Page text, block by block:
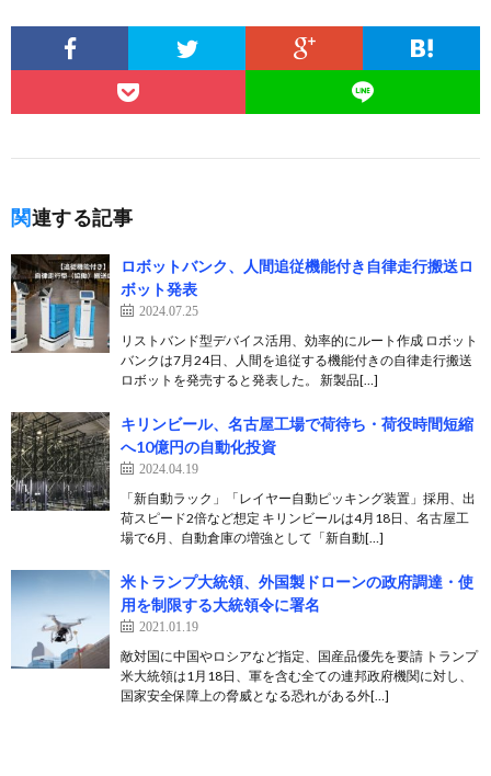
関連する記事
ロボットバンク、人間追従機能付き自律走行搬送ロ
ボット発表
2024.07.25
リストバンド型デバイス活用、効率的にルート作成 ロボット
バンクは7月24日、人間を追従する機能付きの自律走行搬送
ロボットを発売すると発表した。 新製品[…]
キリンビール、名古屋工場で荷待ち・荷役時間短縮
へ10億円の自動化投資
2024.04.19
「新自動ラック」「レイヤー自動ピッキング装置」採用、出
荷スピード2倍など想定 キリンビールは4月18日、名古屋工
場で6月、自動倉庫の増強として「新自動[…]
米トランプ大統領、外国製ドローンの政府調達・使
用を制限する大統領令に署名
2021.01.19
敵対国に中国やロシアなど指定、国産品優先を要請 トランプ
米大統領は1月18日、軍を含む全ての連邦政府機関に対し、
国家安全保障上の脅威となる恐れがある外[…]